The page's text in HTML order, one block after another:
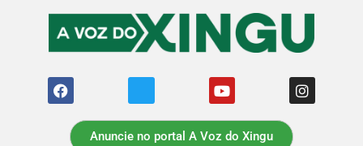
Anuncie no portal A Voz do Xingu